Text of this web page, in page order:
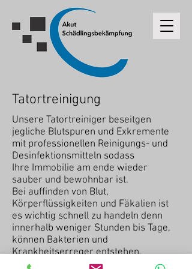
Tatortreinigung
Unsere Tatortreiniger beseitgen
jegliche Blutspuren und Exkremente
mit professionellen Reinigungs- und
Desinfektionsmitteln sodass
Ihre Immobilie am ende wieder
sauber und bewohnbar ist.
Bei auffinden von Blut,
Körperflüssigkeiten und Fäkalien ist
es wichtig schnell zu handeln denn
innerhalb weniger Stunden bis Tage,
können Bakterien und
Krankheitserreger entstehen.
Außerdem kann ein zu spätes handeln